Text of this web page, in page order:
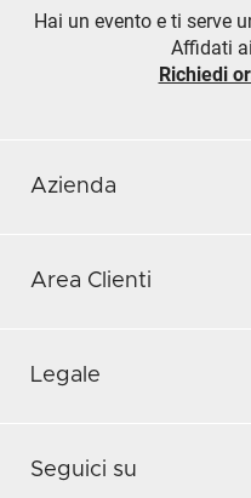
Hai un evento e ti serve
Affidati
Richiedi
Azienda
Area Clienti
Legale
Seguici su